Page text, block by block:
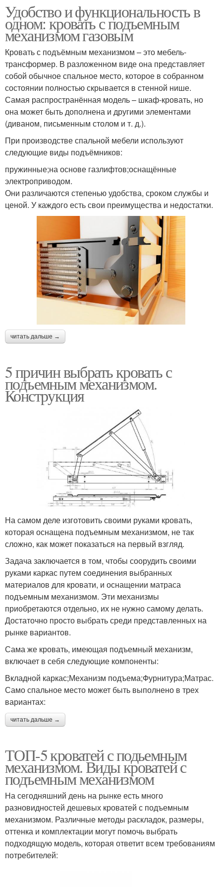
Удобство и функциональность в
одном: кровать с подъемным
механизмом газовым
Кровать с подъёмным механизмом – это мебель-
трансформер. В разложенном виде она представляет
собой обычное спальное место, которое в собранном
состоянии полностью скрывается в стенной нише.
Самая распространённая модель – шкаф-кровать, но
она может быть дополнена и другими элементами
(диваном, письменным столом и т. д.).
При производстве спальной мебели используют
следующие виды подъёмников:
пружинные;на основе газлифтов;оснащённые
электроприводом.
Они различаются степенью удобства, сроком службы и
ценой. У каждого есть свои преимущества и недостатки.
читать дальше →
5 причин выбрать кровать с
подъемным механизмом.
Конструкция
На самом деле изготовить своими руками кровать,
которая оснащена подъемным механизмом, не так
сложно, как может показаться на первый взгляд.
Задача заключается в том, чтобы соорудить своими
руками каркас путем соединения выбранных
материалов для кровати, и оснащении матраса
подъемным механизмом. Эти механизмы
приобретаются отдельно, их не нужно самому делать.
Достаточно просто выбрать среди представленных на
рынке вариантов.
Сама же кровать, имеющая подъемный механизм,
включает в себя следующие компоненты:
Вкладной каркас;Механизм подъема;Фурнитура;Матрас.
Само спальное место может быть выполнено в трех
вариантах:
читать дальше →
ТОП-5 кроватей с подьемным
механизмом. Виды кроватей с
подъемным механизмом
На сегодняшний день на рынке есть много
разновидностей дешевых кроватей с подъемным
механизмом. Различные методы раскладок, размеры,
оттенка и комплектации могут помочь выбрать
подходящую модель, которая ответит всем требованиям
потребителей: